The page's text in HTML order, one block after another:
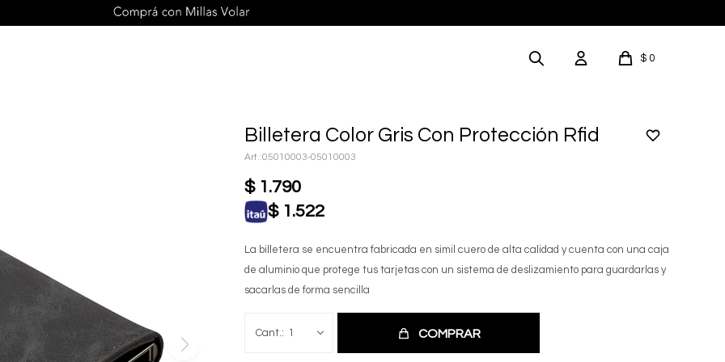
$ 0
Billetera Color Gris Con Protección Rfid
05010003-05010003
$ 1.790
$ 1.522
La billetera se encuentra fabricada en simil cuero de alta calidad y cuenta con una caja
de aluminio que protege tus tarjetas con un sistema de deslizamiento para guardarlas y
sacarlas de forma sencilla
1 COMPRAR